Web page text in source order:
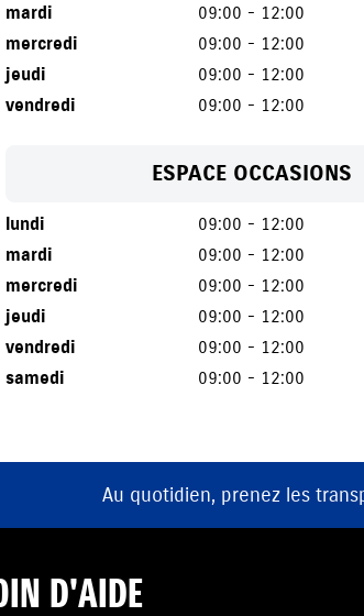
mardi
09:00 - 12:00
mercredi
09:00 - 12:00
jeudi
09:00 - 12:00
vendredi
09:00 - 12:00
ESPACE OCCASIONS
lundi 09:00 - 12:00
mardi
09:00 - 12:00
mercredi
09:00 - 12:00
jeudi
09:00 - 12:00
vendredi
09:00 - 12:00
samedi
09:00 - 12:00
Au quotidien, prenez les
D'AIDE